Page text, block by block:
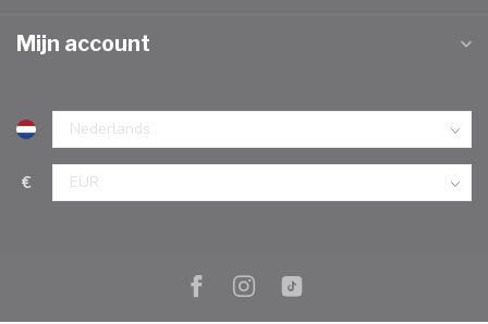
Mijn account
€